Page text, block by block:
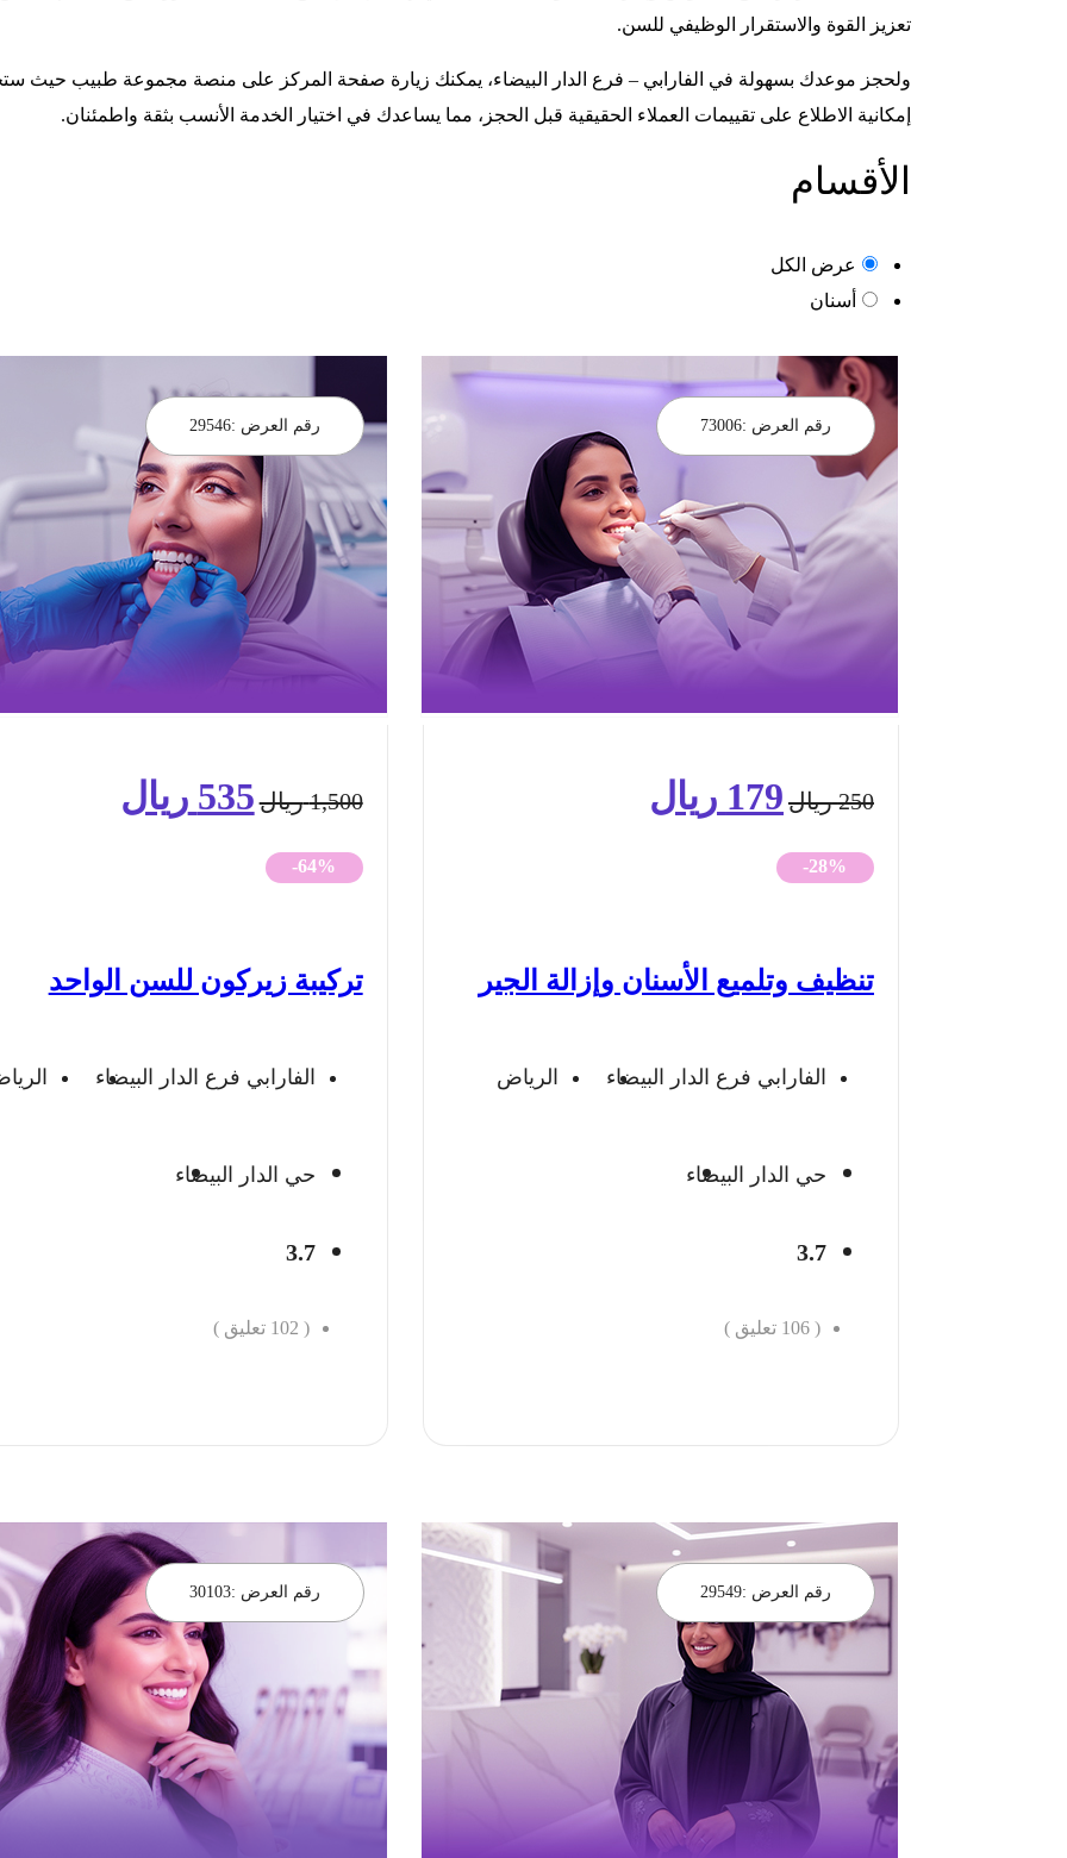
تعزيز القوة والاستقرار الوظيفي للسن.
ولحجز موعدك بسهولة في الفارابي – فرع الدار البيضاء، يمكنك زيارة صفحة المركز على منصة مجموعة طبيب حيث
إمكانية الاطلاع على تقييمات العملاء الحقيقية قبل الحجز، مما يساعدك في اختيار الخدمة الأنسب بثقة واطمئنان.
الأقسام
عرض الكل
أسنان
رقم العرض :73006
250 ريال السعر
الأصلي
250 ريال.
179 ريال
179 ريال.
-28%
تنظيف وتلميع الأسنان وإزالة الجير
الفارابي فرع الدار البيضاء الرياض
حي الدار البيضاء
3.7
(
106 تعليق )
رقم العرض :29546
1,500 ريال السعر
1,500 ريال.
535 ريال
535 ريال.
-64%
تركيبة زيركون للسن الواحد
الفارابي فرع الدار البيضاء
حي الدار البيضاء
3.7
(
102 تعليق )
رقم العرض :29549 رقم العرض :30103